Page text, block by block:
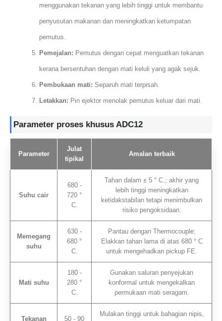
menggunakan tekanan yang lebih tinggi untuk membantu
penyusutan makanan dan meningkatkan ketumpatan
pemutus.
Pemejalan: Pemutus dengan cepat menguatkan tekanan
kerana bersentuhan dengan mati keluli yang agak sejuk.
Pembukaan mati: Separuh mati terpisah.
Letakkan: Pin ejektor menolak pemutus keluar dari mati.
Parameter proses khusus ADC12
Parameter
Julat
tipikal
Amalan terbaik
Suhu cair
680 -
720 °
C.
Tahan dalam ± 5 ° C.; akhir yang
lebih tinggi meningkatkan
ketidakstabilan tetapi menimbulkan
risiko pengoksidaan.
Memegang
suhu
630 -
680 °
C.
Pantau dengan Thermocouple;
Elakkan tahan lama di atas 680 ° C
untuk mengehadkan pickup FE.
Mati suhu
180 -
280 °
C.
Gunakan saluran penyejukan
konformal untuk mengekalkan
permukaan mati seragam.
Tekanan 50 - 90
Mulakan tinggi untuk bahagian nipis,